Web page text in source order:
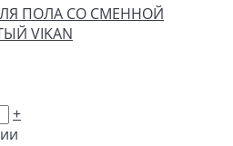
ПОЛА СО СМЕННОЙ
VIKAN
+